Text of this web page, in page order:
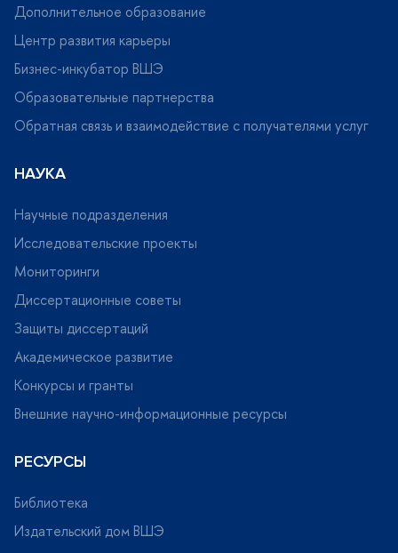
Дополнительное образование
Центр развития карьеры
Бизнес-инкубатор ВШЭ
Образовательные партнерства
Обратная связь и взаимодействие с получателями услу
НАУКА
Научные подразделения
Исследовательские проекты
Мониторинги
Диссертационные советы
Защиты диссертаций
Академическое развитие
Конкурсы и гранты
нешние научно-информационные ресурсы
РЕСУРСЫ
Библиотека
Издательский дом ВШЭ